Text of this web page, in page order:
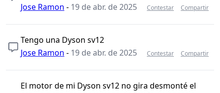
Jose Ramon - 19 de abr. de 2025 Contestar Compartir
Tengo una Dyson sv12
Jose Ramon - 19 de abr. de 2025 Contestar Compartir
El motor de mi Dyson sv12 no gira desmonté el